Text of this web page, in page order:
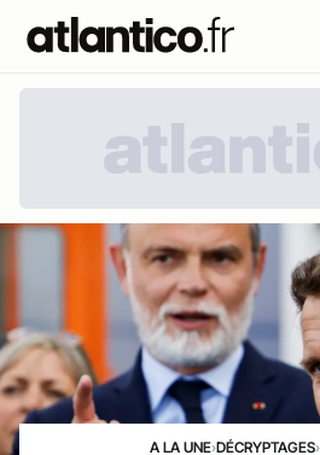
A LA UNE›DÉCRYPTAGES›